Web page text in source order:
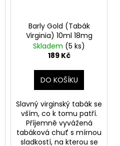
Barly Gold (Tabák
Virginia) 10ml 18mg
Skladem (5 ks)
189 Kč
DO KOŠÍKU
Slavný virginský tabák se
vším, co k tomu patří.
Příjemně vyvážená
tabáková chuť s mírnou
sladkostí, na kterou se